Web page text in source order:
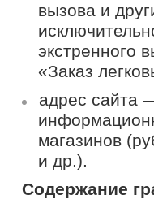
вызова и
экстренного
«Заказ
адрес сайта
магазинов
и др.).
Содержание